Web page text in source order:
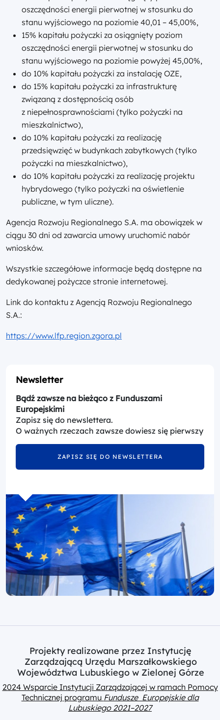
oszczędności energii pierwotnej w stosunku do
stanu wyjściowego na poziomie 40,01 – 45,00%,
15% kapitału pożyczki za osiągnięty poziom
oszczędności energii pierwotnej w stosunku do
stanu wyjściowego na poziomie powyżej 45,00%,
do 10% kapitału pożyczki za instalację OZE,
do 15% kapitału pożyczki za infrastrukturę
związaną z dostępnością osób
z niepełnosprawnościami (tylko pożyczki na
mieszkalnictwo),
do 10% kapitału pożyczki za realizację
przedsięwzięć w budynkach zabytkowych (tylko
pożyczki na mieszkalnictwo),
do 10% kapitału pożyczki za realizację projektu
hybrydowego (tylko pożyczki na oświetlenie
publiczne, w tym uliczne).
Agencja Rozwoju Regionalnego S.A. ma obowiązek w
ciągu 30 dni od zawarcia umowy uruchomić nabór
wniosków.
Wszystkie szczegółowe informacje będą dostępne na
dedykowanej pożyczce stronie internetowej.
Link do kontaktu z Agencją Rozwoju Regionalnego
S.A.:
https://www.lfp.region.zgora.pl
Newsletter
Bądź zawsze na bieżąco z Funduszami
Europejskimi
Zapisz się do newslettera.
O ważnych rzeczach zawsze dowiesz się pierwszy
ZAPISZ SIĘ DO NEWSLETTERA
Projekty realizowane przez Instytucję
Zarządzającą Urzędu Marszałkowskiego
Województwa Lubuskiego w Zielonej Górze
2024 Wsparcie Instytucji Zarządzającej w ramach Pomocy
Technicznej programu Fundusze Europejskie dla
Lubuskiego 2021–2027